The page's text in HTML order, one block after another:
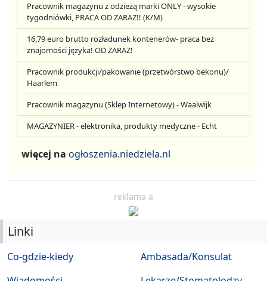
Pracownik magazynu z odzieżą marki ONLY - wysokie
tygodniówki, PRACA OD ZARAZ!! (K/M)
16,79 euro brutto rozładunek kontenerów- praca bez
znajomości języka! OD ZARAZ!
Pracownik produkcji/pakowanie (przetwórstwo bekonu)/
Haarlem
Pracownik magazynu (Sklep Internetowy) - Waalwijk
MAGAZYNIER - elektronika, produkty medyczne - Echt
więcej na ogłoszenia.niedziela.nl
reklama a
Linki
Co-gdzie-kiedy
Ambasada/Konsulat